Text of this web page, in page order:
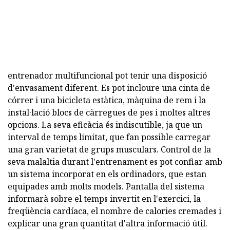
entrenador multifuncional pot tenir una disposició
d'envasament diferent. Es pot incloure una cinta de
córrer i una bicicleta estàtica, màquina de rem i la
instal·lació blocs de càrregues de pes i moltes altres
opcions. La seva eficàcia és indiscutible, ja que un
interval de temps limitat, que fan possible carregar
una gran varietat de grups musculars. Control de la
seva malaltia durant l'entrenament es pot confiar amb
un sistema incorporat en els ordinadors, que estan
equipades amb molts models. Pantalla del sistema
informarà sobre el temps invertit en l'exercici, la
freqüència cardíaca, el nombre de calories cremades i
explicar una gran quantitat d'altra informació útil.